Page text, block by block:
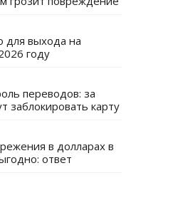
для выхода на
году
переводов: за
заблокировать карту
в долларах в
ответ